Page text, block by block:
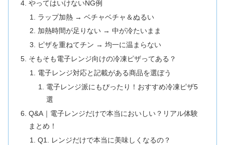
やってはいけないNG例
ラップ加熱 → ベチャベチャ＆ぬるい
加熱時間が足りない → 中が冷たいまま
ピザを重ねてチン → 均一に温まらない
そもそも電子レンジ向けの冷凍ピザってある？
電子レンジ対応と記載がある商品を選ぼう
電子レンジ派にもぴったり！おすすめ冷凍ピザ5
選
Q&A｜電子レンジだけで本当においしい？リアル体験
まとめ！
Q1. レンジだけで本当に美味しくなるの？